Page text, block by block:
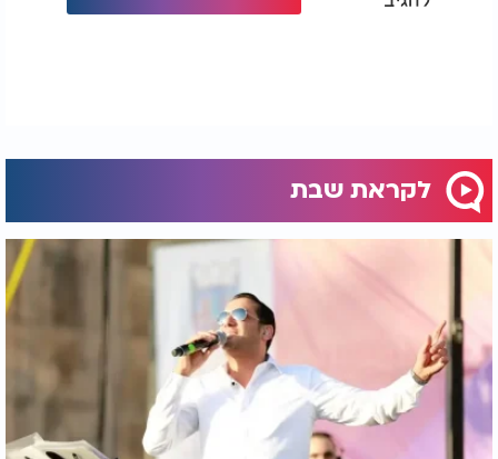
להם ללב. יתרו לא התחספס, הוא עדיין פתוח ליישם
את זה שוב ושוב?
אם ה' כיוון שתשמע יש לזה משמעות
יתרו מלמד אותנו שיעור חשוב בכוח הרצון. אם לאדם
יש רצון להשיג יעד כלשהו, הוא יכול. אם רק יטה אוזן,
רק ישמע ויפנים, הוא יכול לחולל מהפכה של ממש -
בחייו ובחיים של עוד רבים אחרים סביבו. להתעורר למה
שאנחנו שומעים סביבנו, גם ברוחניות וגם בגשמיות.
ומתוך זה לפעול.
להצלחת החיילים, להשבת החטופים בריאים ושלמים,
לרפואת כל החולים. ולעילוי כל הנספים וכן לגאולה
לקראת שבת